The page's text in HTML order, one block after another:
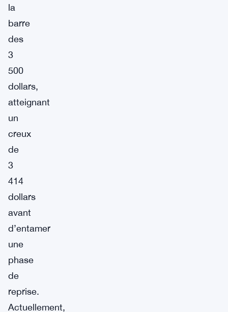
la
barre
des
3
500
dollars,
atteignant
un
creux
de
3
414
dollars
avant
d’entamer
une
phase
de
reprise.
Actuellement,